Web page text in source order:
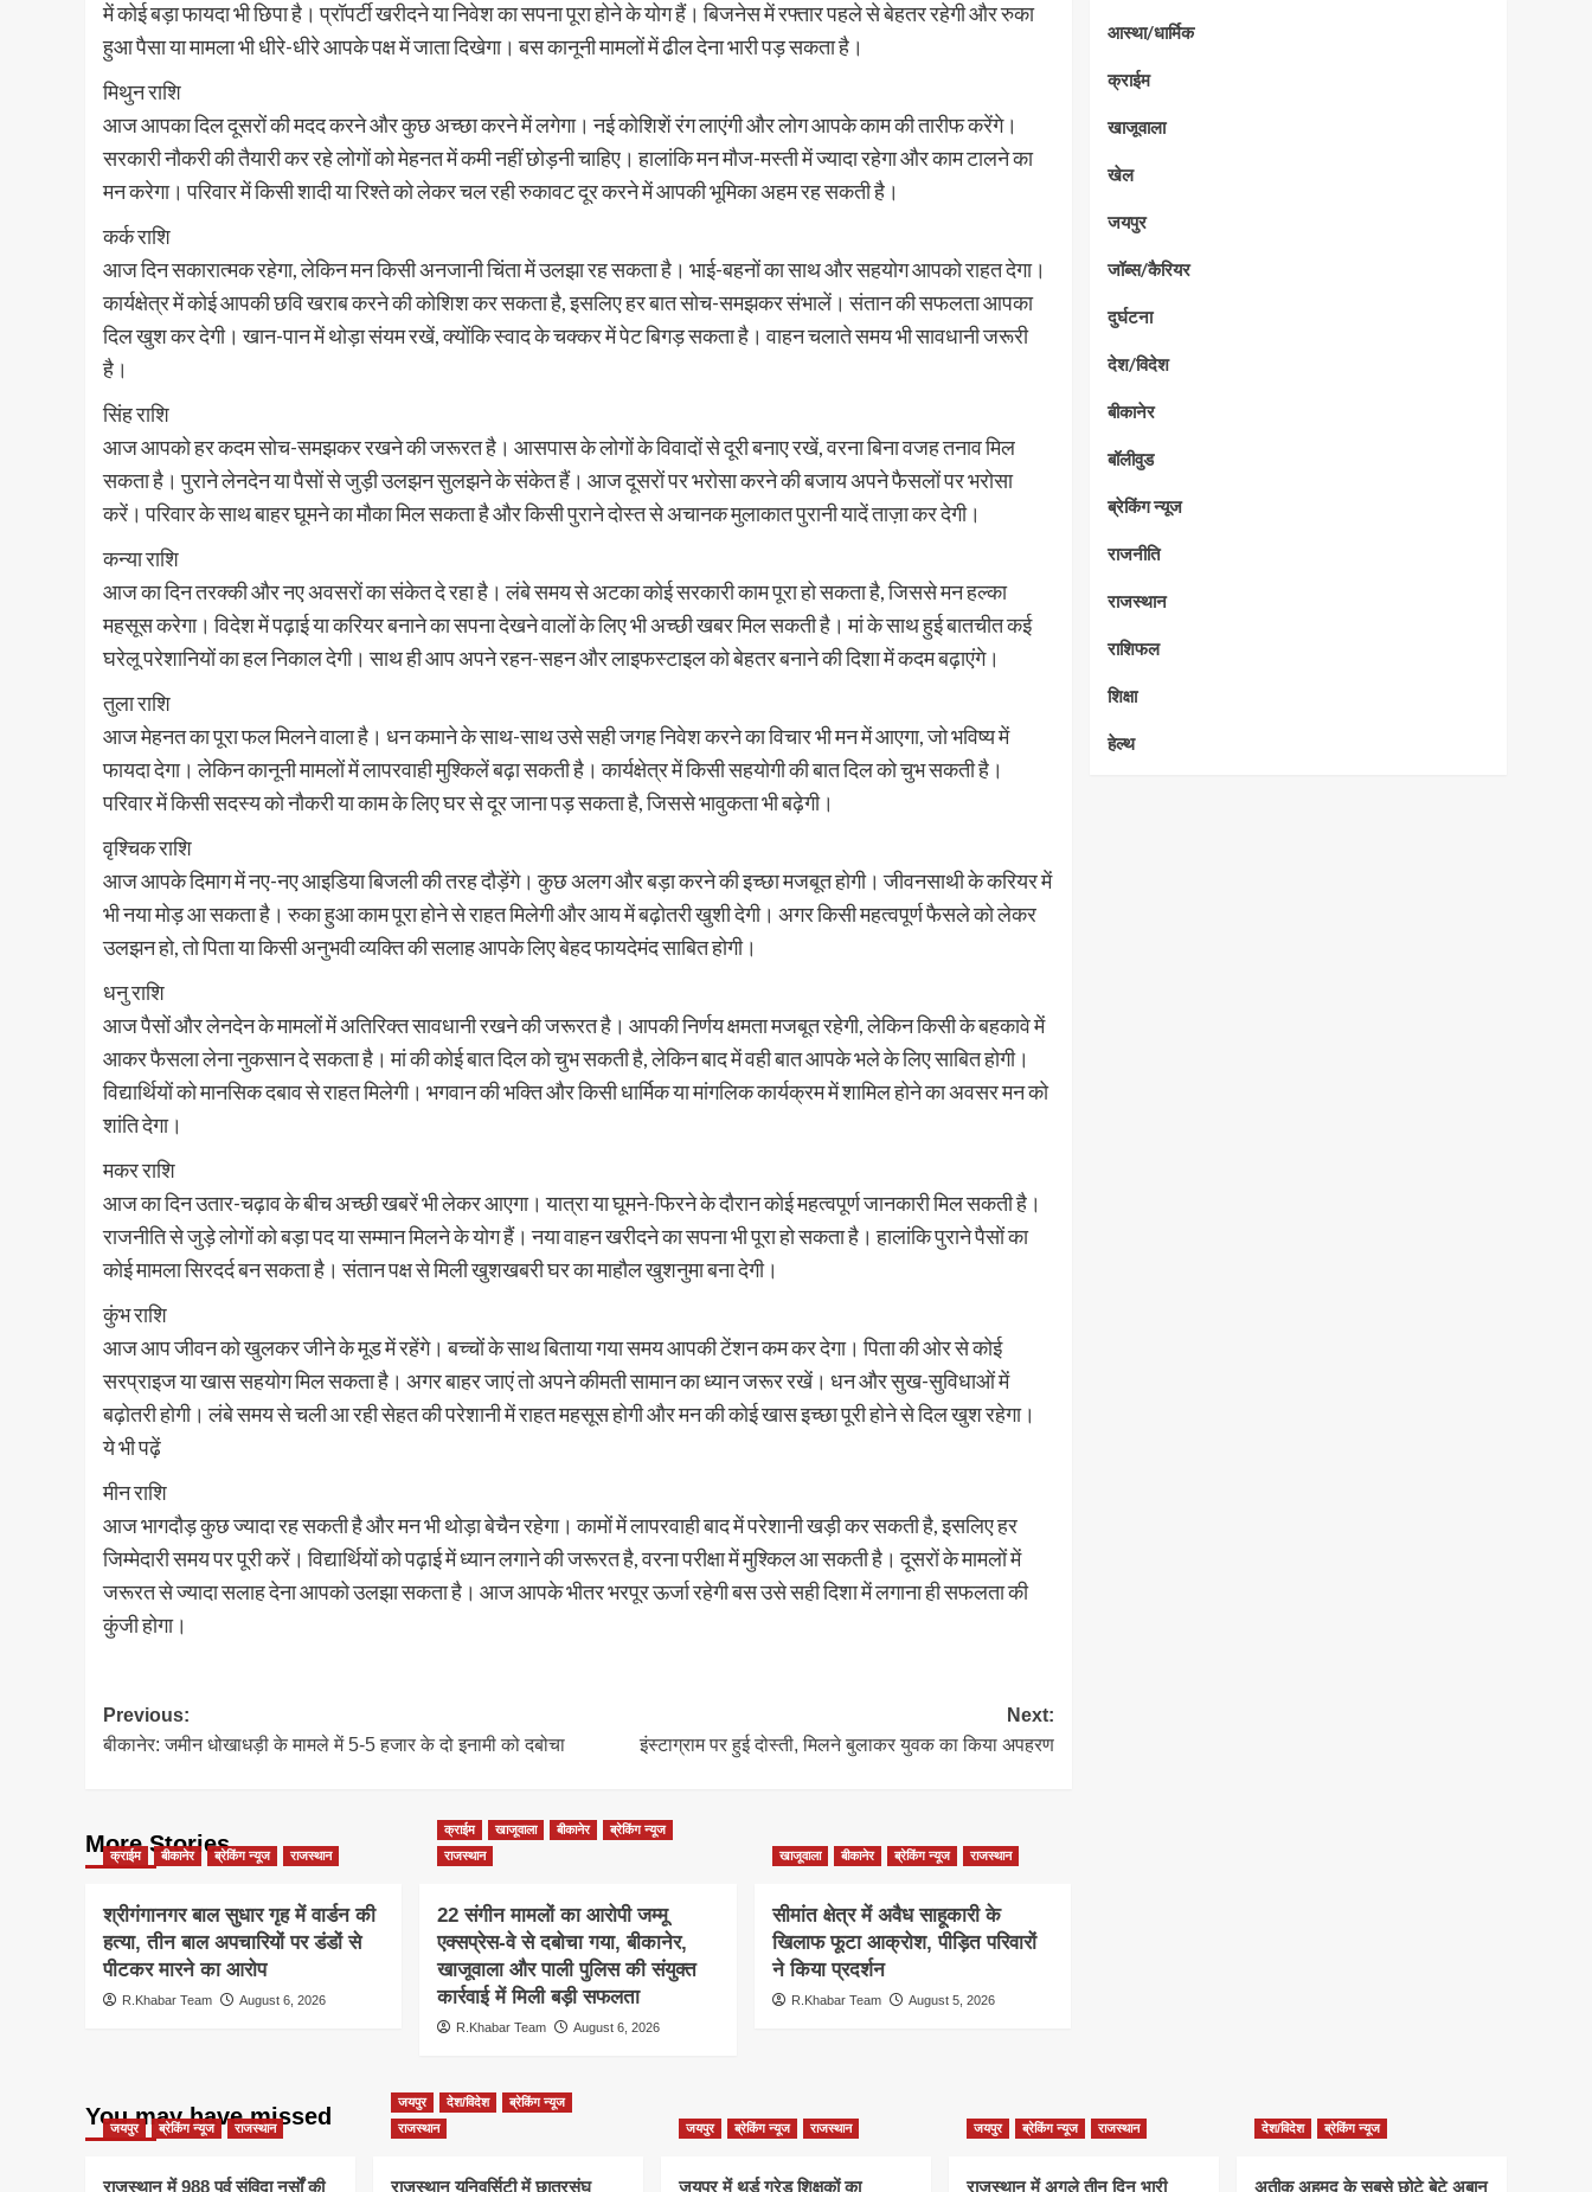
में कोई बड़ा फायदा भी छिपा है। प्रॉपर्टी खरीदने या निवेश का सपना पूरा होने के योग हैं। बिजनेस में रफ्तार पहले से बेहतर रहेगी और रुका
हुआ पैसा या मामला भी धीरे-धीरे आपके पक्ष में जाता दिखेगा। बस कानूनी मामलों में ढील देना भारी पड़ सकता है।
मिथुन राशि
आज आपका दिल दूसरों की मदद करने और कुछ अच्छा करने में लगेगा। नई कोशिशें रंग लाएंगी और लोग आपके काम की तारीफ करेंगे।
सरकारी नौकरी की तैयारी कर रहे लोगों को मेहनत में कमी नहीं छोड़नी चाहिए। हालांकि मन मौज-मस्ती में ज्यादा रहेगा और काम टालने का
मन करेगा। परिवार में किसी शादी या रिश्ते को लेकर चल रही रुकावट दूर करने में आपकी भूमिका अहम रह सकती है।
कर्क राशि
आज दिन सकारात्मक रहेगा, लेकिन मन किसी अनजानी चिंता में उलझा रह सकता है। भाई-बहनों का साथ और सहयोग आपको राहत देगा।
कार्यक्षेत्र में कोई आपकी छवि खराब करने की कोशिश कर सकता है, इसलिए हर बात सोच-समझकर संभालें। संतान की सफलता आपका
दिल खुश कर देगी। खान-पान में थोड़ा संयम रखें, क्योंकि स्वाद के चक्कर में पेट बिगड़ सकता है। वाहन चलाते समय भी सावधानी जरूरी
है।
सिंह राशि
आज आपको हर कदम सोच-समझकर रखने की जरूरत है। आसपास के लोगों के विवादों से दूरी बनाए रखें, वरना बिना वजह तनाव मिल
सकता है। पुराने लेनदेन या पैसों से जुड़ी उलझन सुलझने के संकेत हैं। आज दूसरों पर भरोसा करने की बजाय अपने फैसलों पर भरोसा
करें। परिवार के साथ बाहर घूमने का मौका मिल सकता है और किसी पुराने दोस्त से अचानक मुलाकात पुरानी यादें ताज़ा कर देगी।
कन्या राशि
आज का दिन तरक्की और नए अवसरों का संकेत दे रहा है। लंबे समय से अटका कोई सरकारी काम पूरा हो सकता है, जिससे मन हल्का
महसूस करेगा। विदेश में पढ़ाई या करियर बनाने का सपना देखने वालों के लिए भी अच्छी खबर मिल सकती है। मां के साथ हुई बातचीत कई
घरेलू परेशानियों का हल निकाल देगी। साथ ही आप अपने रहन-सहन और लाइफस्टाइल को बेहतर बनाने की दिशा में कदम बढ़ाएंगे।
तुला राशि
आज मेहनत का पूरा फल मिलने वाला है। धन कमाने के साथ-साथ उसे सही जगह निवेश करने का विचार भी मन में आएगा, जो भविष्य में
फायदा देगा। लेकिन कानूनी मामलों में लापरवाही मुश्किलें बढ़ा सकती है। कार्यक्षेत्र में किसी सहयोगी की बात दिल को चुभ सकती है।
परिवार में किसी सदस्य को नौकरी या काम के लिए घर से दूर जाना पड़ सकता है, जिससे भावुकता भी बढ़ेगी।
वृश्चिक राशि
आज आपके दिमाग में नए-नए आइडिया बिजली की तरह दौड़ेंगे। कुछ अलग और बड़ा करने की इच्छा मजबूत होगी। जीवनसाथी के करियर में
भी नया मोड़ आ सकता है। रुका हुआ काम पूरा होने से राहत मिलेगी और आय में बढ़ोतरी खुशी देगी। अगर किसी महत्वपूर्ण फैसले को लेकर
उलझन हो, तो पिता या किसी अनुभवी व्यक्ति की सलाह आपके लिए बेहद फायदेमंद साबित होगी।
धनु राशि
आज पैसों और लेनदेन के मामलों में अतिरिक्त सावधानी रखने की जरूरत है। आपकी निर्णय क्षमता मजबूत रहेगी, लेकिन किसी के बहकावे में
आकर फैसला लेना नुकसान दे सकता है। मां की कोई बात दिल को चुभ सकती है, लेकिन बाद में वही बात आपके भले के लिए साबित होगी।
विद्यार्थियों को मानसिक दबाव से राहत मिलेगी। भगवान की भक्ति और किसी धार्मिक या मांगलिक कार्यक्रम में शामिल होने का अवसर मन को
शांति देगा।
मकर राशि
आज का दिन उतार-चढ़ाव के बीच अच्छी खबरें भी लेकर आएगा। यात्रा या घूमने-फिरने के दौरान कोई महत्वपूर्ण जानकारी मिल सकती है।
राजनीति से जुड़े लोगों को बड़ा पद या सम्मान मिलने के योग हैं। नया वाहन खरीदने का सपना भी पूरा हो सकता है। हालांकि पुराने पैसों का
कोई मामला सिरदर्द बन सकता है। संतान पक्ष से मिली खुशखबरी घर का माहौल खुशनुमा बना देगी।
कुंभ राशि
आज आप जीवन को खुलकर जीने के मूड में रहेंगे। बच्चों के साथ बिताया गया समय आपकी टेंशन कम कर देगा। पिता की ओर से कोई
सरप्राइज या खास सहयोग मिल सकता है। अगर बाहर जाएं तो अपने कीमती सामान का ध्यान जरूर रखें। धन और सुख-सुविधाओं में
बढ़ोतरी होगी। लंबे समय से चली आ रही सेहत की परेशानी में राहत महसूस होगी और मन की कोई खास इच्छा पूरी होने से दिल खुश रहेगा।
ये भी पढ़ें
मीन राशि
आज भागदौड़ कुछ ज्यादा रह सकती है और मन भी थोड़ा बेचैन रहेगा। कामों में लापरवाही बाद में परेशानी खड़ी कर सकती है, इसलिए हर
जिम्मेदारी समय पर पूरी करें। विद्यार्थियों को पढ़ाई में ध्यान लगाने की जरूरत है, वरना परीक्षा में मुश्किल आ सकती है। दूसरों के मामलों में
जरूरत से ज्यादा सलाह देना आपको उलझा सकता है। आज आपके भीतर भरपूर ऊर्जा रहेगी बस उसे सही दिशा में लगाना ही सफलता की
कुंजी होगा।
Post
navigation
Previous:
बीकानेर: जमीन धोखाधड़ी के मामले में 5-5 हजार के दो इनामी को दबोचा
Next:
इंस्टाग्राम पर हुई दोस्ती, मिलने बुलाकर युवक का किया अपहरण
More Stories
क्राईम बीकानेर ब्रेकिंग न्यूज राजस्थान
श्रीगंगानगर बाल सुधार गृह में वार्डन की
हत्या, तीन बाल अपचारियों पर डंडों से
पीटकर मारने का आरोप
R.Khabar Team August 6, 2026
क्राईम खाजूवाला बीकानेर
ब्रेकिंग न्यूज
राजस्थान
22 संगीन मामलों का आरोपी जम्मू
एक्सप्रेस-वे से दबोचा गया, बीकानेर,
खाजूवाला और पाली पुलिस की संयुक्त
कार्रवाई में मिली बड़ी सफलता
R.Khabar Team August 6, 2026
खाजूवाला बीकानेर ब्रेकिंग न्यूज राजस्थान
सीमांत क्षेत्र में अवैध साहूकारी के
खिलाफ फूटा आक्रोश, पीड़ित परिवारों
ने किया प्रदर्शन
R.Khabar Team August 5, 2026
आस्था/धार्मिक
क्राईम
खाजूवाला
खेल
जयपुर
जॉब्स/कैरियर
दुर्घटना
देश/विदेश
बीकानेर
बॉलीवुड
ब्रेकिंग न्यूज
राजनीति
राजस्थान
राशिफल
शिक्षा
हेल्थ
You may have missed
जयपुर ब्रेकिंग न्यूज राजस्थान
राजस्थान में 988 पूर्व संविदा नर्सों की
जयपुर देश/विदेश
ब्रेकिंग न्यूज
राजस्थान
राजस्थान यूनिवर्सिटी में छात्रसंघ
जयपुर ब्रेकिंग न्यूज राजस्थान
जयपुर में थर्ड ग्रेड शिक्षकों का
जयपुर ब्रेकिंग न्यूज राजस्थान
राजस्थान में अगले तीन दिन भारी
देश/विदेश ब्रेकिंग न्यूज
अतीक अहमद के सबसे छोटे बेटे अबान